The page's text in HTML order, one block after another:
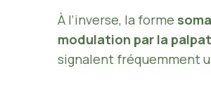
À l’inverse, la forme
modulation par la
signalent fréquemment